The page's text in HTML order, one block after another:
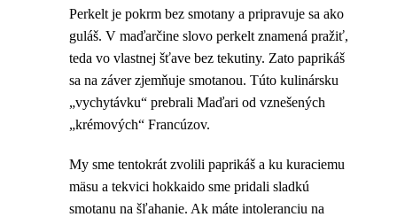
Perkelt je pokrm bez smotany a pripravuje sa ako
guláš. V maďarčine slovo perkelt znamená pražiť,
teda vo vlastnej šťave bez tekutiny. Zato paprikáš
sa na záver zjemňuje smotanou. Túto kulinársku
„vychytávku“ prebrali Maďari od vznešených
„krémových“ Francúzov.
My sme tentokrát zvolili paprikáš a ku kuraciemu
mäsu a tekvici hokkaido sme pridali sladkú
smotanu na šľahanie. Ak máte intoleranciu na